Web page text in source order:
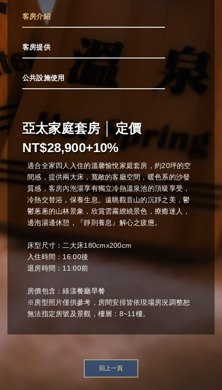
客房介紹
客房提供
公共設施使用
亞太家庭套房 │ 定價
NT$28,900+10%
適合全家四人入住的溫馨愉悅家庭套房，約20坪的空
間感，提供兩大床，寬敞的客廳空間，暖色系的沙發
質感，客房內泡湯享有獨立冷熱溫泉池的頂級享受，
冷熱交替浴，保養生息。遠眺觀音山的沉靜之美，鬱
鬱蔥蔥的山林景象，欣賞雲霧繚繞景色，療癒迷人，
邊泡湯邊休憩，『靜則養息』解心之疲憊。
床型尺寸：二大床180cmx200cm
入住時間：16:00後
退房時間：11:00前
房價包含：綠漾餐廳早餐
※房型照片僅供參考，房間安排皆依現場房況調整恕
無法指定房號及景觀，樓層：8~11樓。
回上一頁